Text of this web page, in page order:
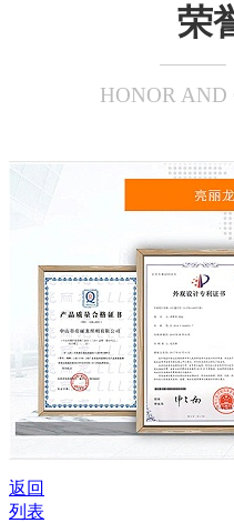
荣
HONOR
返回
列表